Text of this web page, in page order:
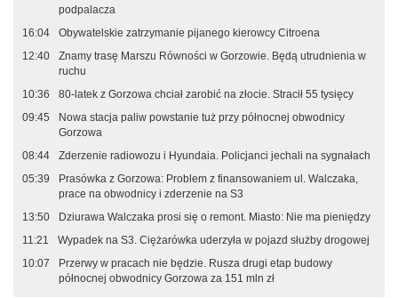
podpalacza
16:04
Obywatelskie zatrzymanie pijanego kierowcy Citroena
12:40
Znamy trasę Marszu Równości w Gorzowie. Będą utrudnienia w
ruchu
10:36
80-latek z Gorzowa chciał zarobić na złocie. Stracił 55 tysięcy
09:45
Nowa stacja paliw powstanie tuż przy północnej obwodnicy
Gorzowa
08:44
Zderzenie radiowozu i Hyundaia. Policjanci jechali na sygnałach
05:39
Prasówka z Gorzowa: Problem z finansowaniem ul. Walczaka,
prace na obwodnicy i zderzenie na S3
13:50
Dziurawa Walczaka prosi się o remont. Miasto: Nie ma pieniędzy
11:21
Wypadek na S3. Ciężarówka uderzyła w pojazd służby drogowej
10:07
Przerwy w pracach nie będzie. Rusza drugi etap budowy
północnej obwodnicy Gorzowa za 151 mln zł